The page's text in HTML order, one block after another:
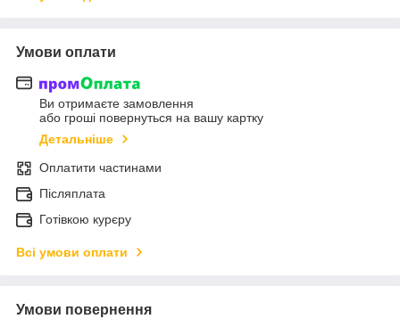
Умови оплати
Ви отримаєте замовлення
або гроші повернуться на вашу картку
Детальніше
Оплатити частинами
Післяплата
Готівкою курєру
Всі умови оплати
Умови повернення